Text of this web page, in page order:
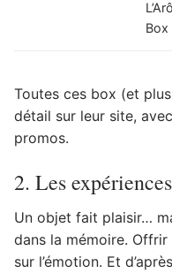
Box
Toutes ces box (et
détail sur leur site,
promos.
2. Les
Un objet fait plaisir…
dans la mémoire. Offrir
sur l’émotion. Et d’après